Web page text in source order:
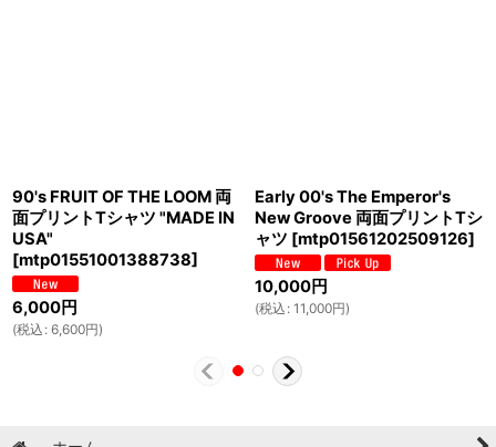
90's FRUIT OF THE LOOM 両
面プリントTシャツ "MADE IN
USA"
[mtp01551001388738]
6,000円
(税込 : 6,600円)
Early 00's The Emperor's
New Groove 両面プリントTシ
ャツ [mtp01561202509126]
10,000円
(税込 : 11,000円)